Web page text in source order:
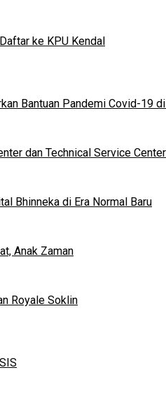
ke KPU Kendal
Bantuan Pandemi Covid-19
dan Technical Service
Bhinneka di Era Normal Baru
Anak Zaman
Royale Soklin